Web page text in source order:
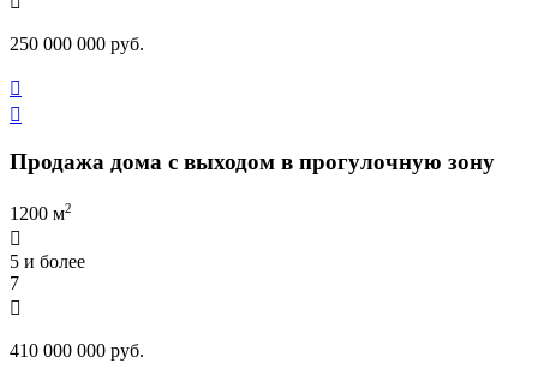
250 000 000 руб.


Продажа дома с выходом в прогулочную зону
1200 м2

5 и более
7

410 000 000 руб.